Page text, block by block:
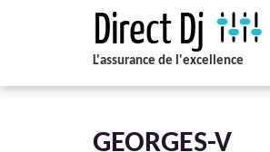
L'assurance de l'excellence
GEORGES-V